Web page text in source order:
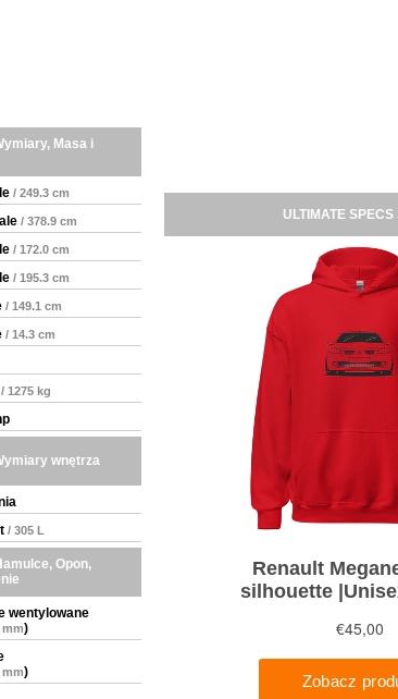
Masa i
/ 249.3 cm
/ 378.9 cm
/ 172.0 cm
/ 195.3 cm
/ 149.1 cm
/ 14.3 cm
/ 1275 kg
wnętrza
/ 305 L
Opon,
wentylowane
mm)
mm)
ULTIMATE